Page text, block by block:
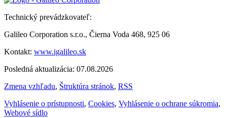
Technický prevádzkovateľ:
Galileo Corporation s.r.o., Čierna Voda 468, 925 06
Kontakt: www.igalileo.sk
Posledná aktualizácia: 07.08.2026
Zmena vzhľadu, Štruktúra stránok, RSS
Vyhlásenie o prístupnosti, Cookies, Vyhlásenie o ochrane súkromia,
Webové sídlo